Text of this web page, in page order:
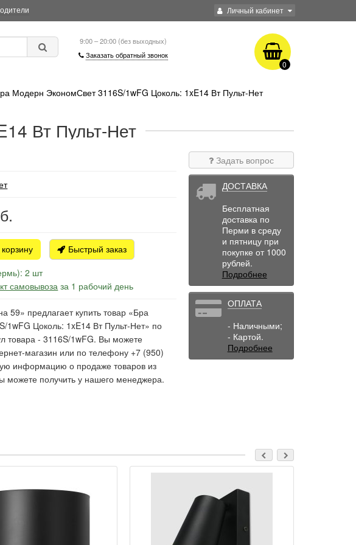
Личный кабинет
9:00 – 20:00 (без выходных)
Заказать обратный звонок
0
Модерн ЭкономСвет 3116S/1wFG Цоколь: 1xE14 Вт Пульт-Нет
Вт Пульт-Нет
Быстрый заказ
2 шт
самовывоза за 1 рабочий день
59» предлагает купить товар «Бра
1wFG Цоколь: 1xE14 Вт Пульт-Нет» по
товара - 3116S/1wFG. Вы можете
магазин или по телефону +7 (950)
информацию о продаже товаров из
можете получить у нашего менеджера.
Задать вопрос
ДОСТАВКА
Бесплатная
доставка по
Перми в среду
и пятницу при
покупке от 1000
рублей.
Подробнее
ОПЛАТА
- Наличными;
- Картой.
Подробнее